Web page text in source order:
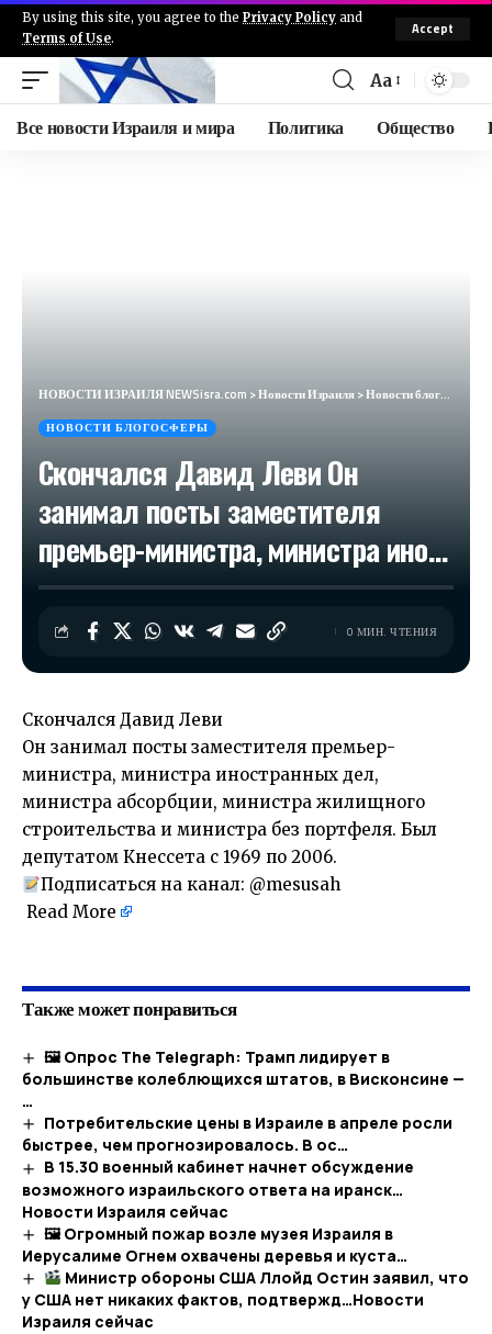
By using this site, you agree to the Privacy Policy and
Terms of Use.
Accept
Aa
Все новости Израиля и мира Политика Общество
НОВОСТИ ИЗРАИЛЯ NEWSisra.com >Новости Израиля>Новости блогосферы
НОВОСТИ БЛОГОСФЕРЫ
Скончался Давид Леви Он
занимал посты заместителя
премьер-министра, министра ино…
0 МИН. ЧТЕНИЯ
Скончался Давид Леви
Он занимал посты заместителя премьер-
министра, министра иностранных дел,
министра абсорбции, министра жилищного
строительства и министра без портфеля. Был
депутатом Кнессета с 1969 по 2006.
Подписаться на канал: @mesusah
Read More
Также может понравиться
🖼 Опрос The Telegraph: Трамп лидирует в
большинстве колеблющихся штатов, в Висконсине —
…
Потребительские цены в Израиле в апреле росли
быстрее, чем прогнозировалось. В ос…
В 15.30 военный кабинет начнет обсуждение
возможного израильского ответа на иранск…​
Новости Израиля сейчас
🖼 Огромный пожар возле музея Израиля в
Иерусалиме Огнем охвачены деревья и куста…
Министр обороны США Ллойд Остин заявил, что
у США нет никаких фактов, подтвержд…​Новости
Израиля сейчас